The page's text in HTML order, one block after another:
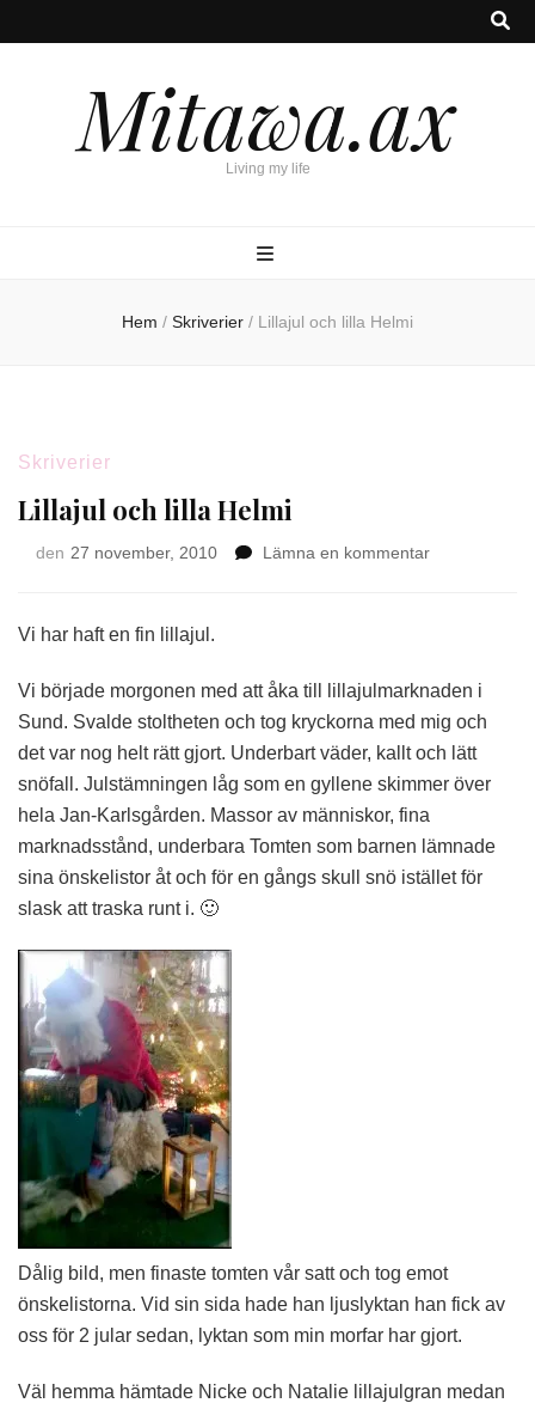
Mitawa.ax
Living my life
Hem / Skriverier / Lillajul och lilla Helmi
Skriverier
Lillajul och lilla Helmi
den 27 november, 2010 Lämna en kommentarpå
Vi har haft en fin lillajul.
Vi började morgonen med att åka till lillajulmarknaden i
Sund. Svalde stoltheten och tog kryckorna med mig och
det var nog helt rätt gjort. Underbart väder, kallt och lätt
snöfall. Julstämningen låg som en gyllene skimmer över
hela Jan-Karlsgården. Massor av människor, fina
marknadsstånd, underbara Tomten som barnen lämnade
sina önskelistor åt och för en gångs skull snö istället för
slask att traska runt i. 🙂
Dålig bild, men finaste tomten vår satt och tog emot
önskelistorna. Vid sin sida hade han ljuslyktan han fick av
oss för 2 jular sedan, lyktan som min morfar har gjort.
Väl hemma hämtade Nicke och Natalie lillajulgran medan